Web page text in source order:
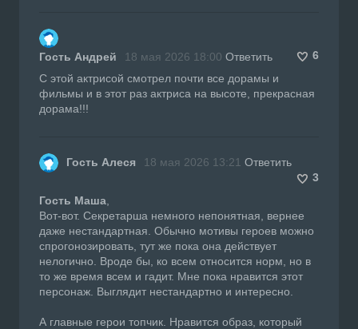
Гость Андрей 18 мая 2026 18:00 Ответить
6
С этой актрисой смотрел почти все дорамы и
фильмы и в этот раз актриса на высоте, прекрасная
дорама!!!
Гость Алеся 18 мая 2026 13:21 Ответить
3
Гость Маша
Вот-вот. Секретарша немного непонятная, вернее
даже нестандартная. Обычно мотивы героев можно
спрогонозировать, тут же пока она действует
нелогично. Вроде бы, ко всем относится норм, но в
то же время всем и гадит. Мне пока нравится этот
персонаж. Выглядит нестандартно и интересно.
А главные герои топчик. Нравится образ, который